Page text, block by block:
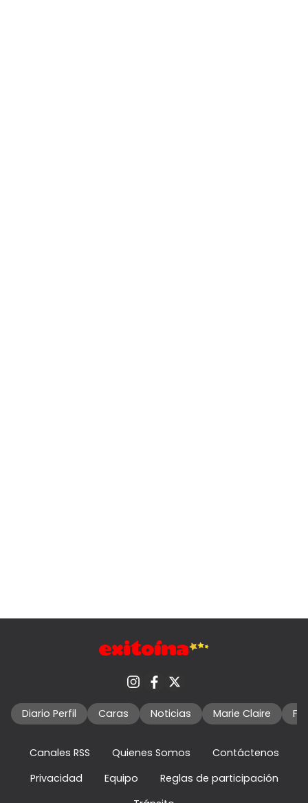
Diario Perfil Caras Noticias Marie Claire
Canales RSS Quienes Somos
Contáctenos
Privacidad
Equipo
Reglas de participación